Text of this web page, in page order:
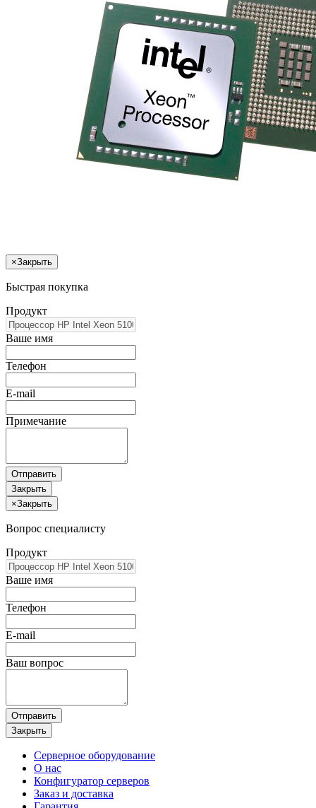
×Закрыть
Быстрая покупка
Продукт
Ваше имя
Телефон
E-mail
Примечание
Отправить
Закрыть
×Закрыть
Вопрос специалисту
Продукт
Ваше имя
Телефон
E-mail
Ваш вопрос
Отправить
Закрыть
Серверное оборудование
О нас
Конфигуратор серверов
Заказ и доставка